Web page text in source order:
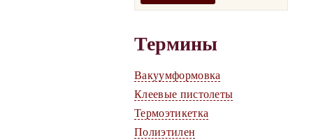
Термины
Вакуумформовка
Клеевые пистолеты
Термоэтикетка
Полиэтилен